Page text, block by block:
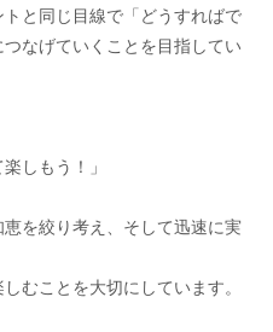
と同じ目線で「どうすればで
なげていくことを目指してい
しもう！」
を絞り考え、そして迅速に実
むことを大切にしています。